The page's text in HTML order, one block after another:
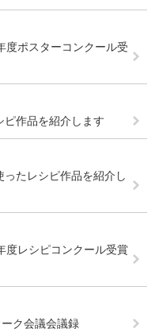
度ポスターコンクール受
ピ作品を紹介します
たレシピ作品を紹介し
度レシピコンクール受賞
ク会議会議録